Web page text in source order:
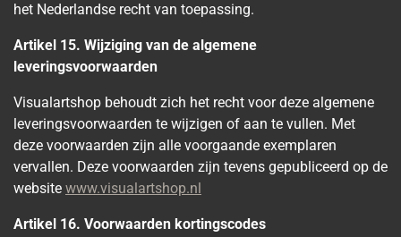
het Nederlandse recht van toepassing.
Artikel 15. Wijziging van de algemene
leveringsvoorwaarden
Visualartshop behoudt zich het recht voor deze algemene
leveringsvoorwaarden te wijzigen of aan te vullen. Met
deze voorwaarden zijn alle voorgaande exemplaren
vervallen. Deze voorwaarden zijn tevens gepubliceerd op de
website www.visualartshop.nl
Artikel 16. Voorwaarden kortingscodes